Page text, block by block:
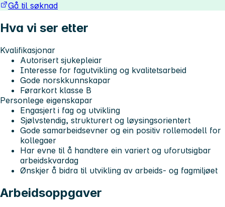
Gå til søknad
Hva vi ser etter
Kvalifikasjonar
Autorisert sjukepleiar
Interesse for fagutvikling og kvalitetsarbeid
Gode norskkunnskapar
Førarkort klasse B
Personlege eigenskapar
Engasjert i fag og utvikling
Sjølvstendig, strukturert og løysingsorientert
Gode samarbeidsevner og ein positiv rollemodell for
kollegaer
Har evne til å handtere ein variert og uforutsigbar
arbeidskvardag
Ønskjer å bidra til utvikling av arbeids- og fagmiljøet
Arbeidsoppgaver